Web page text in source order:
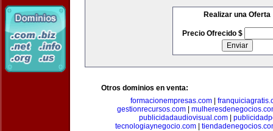
Realizar una Oferta
Precio Ofrecido $
Otros dominios en venta:
formacionempresas.com|
gestionrecursos.com|
publicidadaudiovisual.com|
tecnologiaynegocio.com